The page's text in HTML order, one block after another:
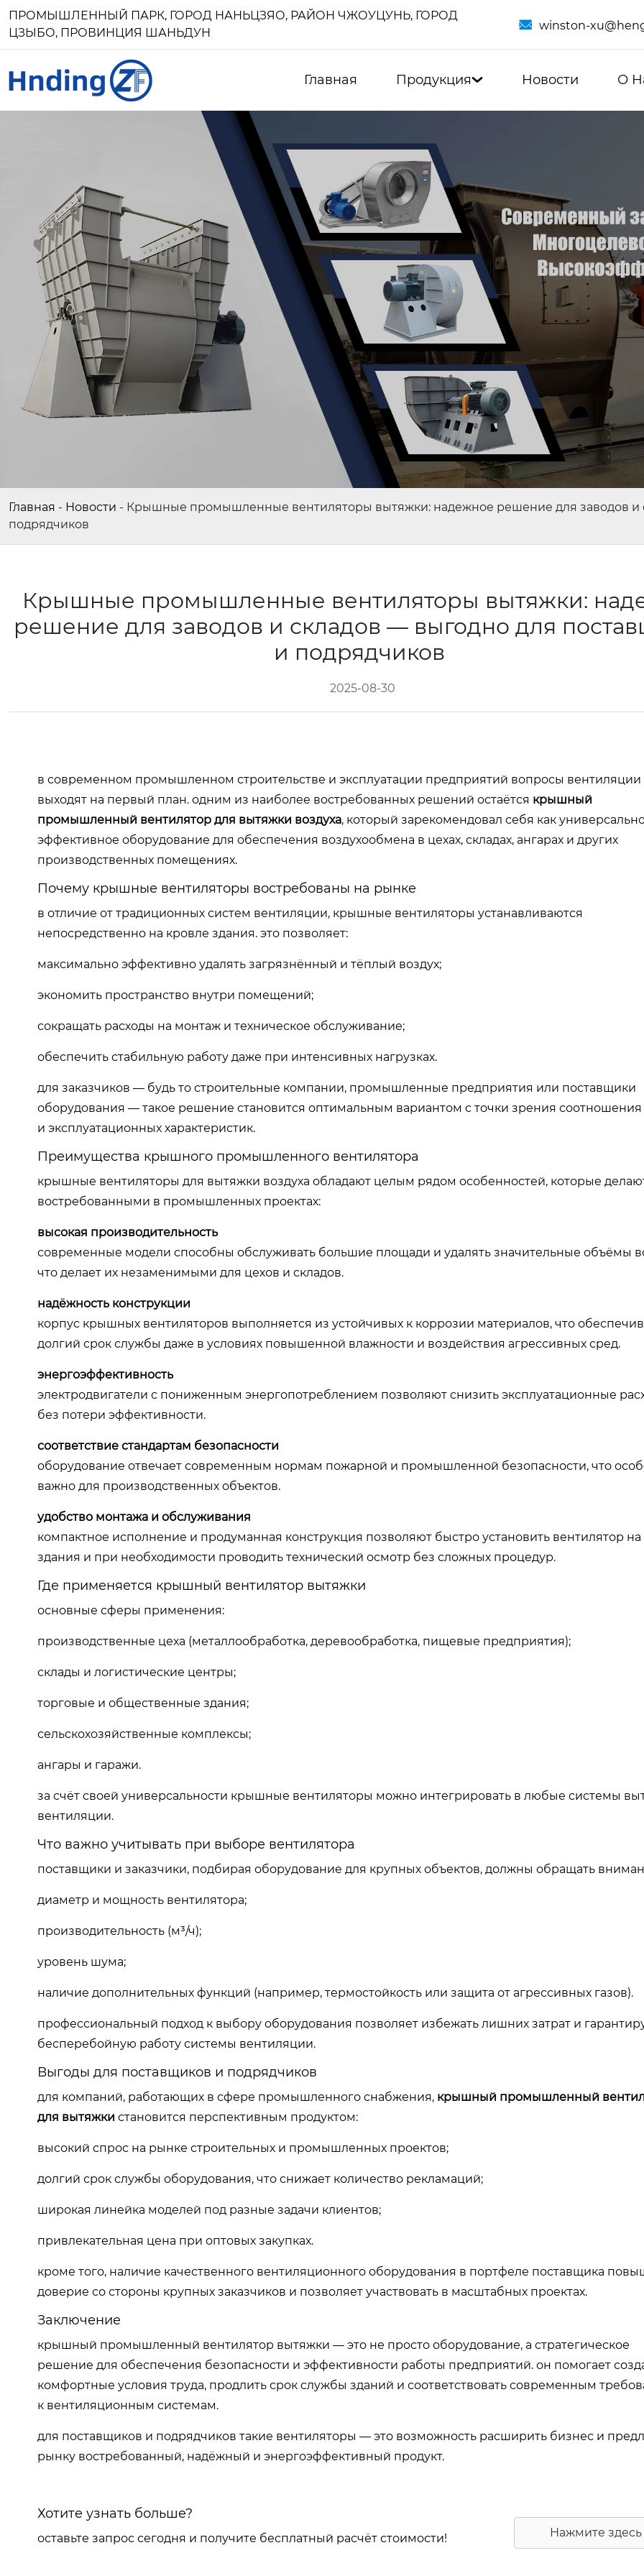
ПРОМЫШЛЕННЫЙ ПАРК, ГОРОД НАНЬЦЗЯО, РАЙОН ЧЖОУЦУНЬ, ГОРОД
ЦЗЫБО, ПРОВИНЦИЯ ШАНЬДУН
 winston-
Главная Продукция Новости О
Главная - Новости - Крышные промышленные вентиляторы вытяжки: надежное решение для заводов и
подрядчиков
Крышные промышленные вентиляторы вытяжки:
решение для заводов и складов — выгодно для
и подрядчиков
2025-08-30
в современном промышленном строительстве и эксплуатации предприятий вопросы вентиляции
выходят на первый план. одним из наиболее востребованных решений остаётся крышный
промышленный вентилятор для вытяжки воздуха, который зарекомендовал себя как
эффективное оборудование для обеспечения воздухообмена в цехах, складах, ангарах и других
производственных помещениях.
Почему крышные вентиляторы востребованы на рынке
в отличие от традиционных систем вентиляции, крышные вентиляторы устанавливаются
непосредственно на кровле здания. это позволяет:
максимально эффективно удалять загрязнённый и тёплый воздух;
экономить пространство внутри помещений;
сокращать расходы на монтаж и техническое обслуживание;
обеспечить стабильную работу даже при интенсивных нагрузках.
для заказчиков — будь то строительные компании, промышленные предприятия или поставщики
оборудования — такое решение становится оптимальным вариантом с точки зрения
и эксплуатационных характеристик.
Преимущества крышного промышленного вентилятора
крышные вентиляторы для вытяжки воздуха обладают целым рядом особенностей, которые
востребованными в промышленных проектах:
высокая производительность
современные модели способны обслуживать большие площади и удалять значительные объёмы
что делает их незаменимыми для цехов и складов.
надёжность конструкции
корпус крышных вентиляторов выполняется из устойчивых к коррозии материалов, что
долгий срок службы даже в условиях повышенной влажности и воздействия агрессивных сред.
энергоэффективность
электродвигатели с пониженным энергопотреблением позволяют снизить эксплуатационные
без потери эффективности.
соответствие стандартам безопасности
оборудование отвечает современным нормам пожарной и промышленной безопасности, что
важно для производственных объектов.
удобство монтажа и обслуживания
компактное исполнение и продуманная конструкция позволяют быстро установить вентилятор
здания и при необходимости проводить технический осмотр без сложных процедур.
Где применяется крышный вентилятор вытяжки
основные сферы применения:
производственные цеха (металлообработка, деревообработка, пищевые предприятия);
склады и логистические центры;
торговые и общественные здания;
сельскохозяйственные комплексы;
ангары и гаражи.
за счёт своей универсальности крышные вентиляторы можно интегрировать в любые системы
вентиляции.
Что важно учитывать при выборе вентилятора
поставщики и заказчики, подбирая оборудование для крупных объектов, должны обращать
диаметр и мощность вентилятора;
производительность (м³/ч);
уровень шума;
наличие дополнительных функций (например, термостойкость или защита от агрессивных газов).
профессиональный подход к выбору оборудования позволяет избежать лишних затрат и
бесперебойную работу системы вентиляции.
Выгоды для поставщиков и подрядчиков
для компаний, работающих в сфере промышленного снабжения, крышный промышленный
для вытяжки становится перспективным продуктом:
высокий спрос на рынке строительных и промышленных проектов;
долгий срок службы оборудования, что снижает количество рекламаций;
широкая линейка моделей под разные задачи клиентов;
привлекательная цена при оптовых закупках.
кроме того, наличие качественного вентиляционного оборудования в портфеле поставщика
доверие со стороны крупных заказчиков и позволяет участвовать в масштабных проектах.
Заключение
крышный промышленный вентилятор вытяжки — это не просто оборудование, а стратегическое
решение для обеспечения безопасности и эффективности работы предприятий. он помогает
комфортные условия труда, продлить срок службы зданий и соответствовать современным
к вентиляционным системам.
для поставщиков и подрядчиков такие вентиляторы — это возможность расширить бизнес и
рынку востребованный, надёжный и энергоэффективный продукт.
Хотите узнать больше?
оставьте запрос сегодня и получите бесплатный расчёт стоимости! Нажмите здесь